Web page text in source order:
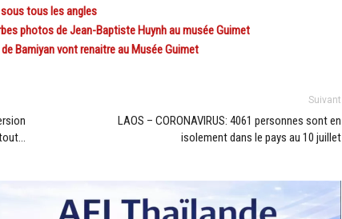
sous tous les angles
photos de Jean-Baptiste Huynh au musée Guimet
Bamiyan vont renaitre au Musée Guimet
Suivant
LAOS – CORONAVIRUS: 4061 personnes sont en
isolement dans le pays au 10 juillet